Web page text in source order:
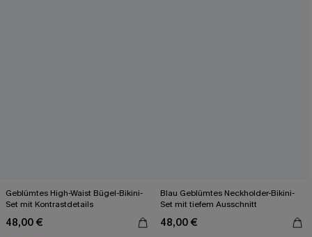
Geblümtes High-Waist Bügel-Bikini-
Set mit Kontrastdetails
48,00 €
Blau Geblümtes Neckholder-Bikini-
Set mit tiefem Ausschnitt
48,00 €